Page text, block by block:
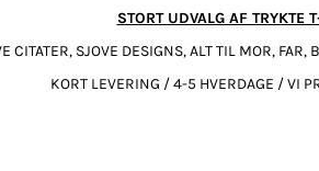
STORT UDVALG AF TRYKTE
CITATER, SJOVE DESIGNS, ALT TIL MOR,
KORT LEVERING / 4-5 HVERDAGE / VI
Fodboldtøj Forklæder